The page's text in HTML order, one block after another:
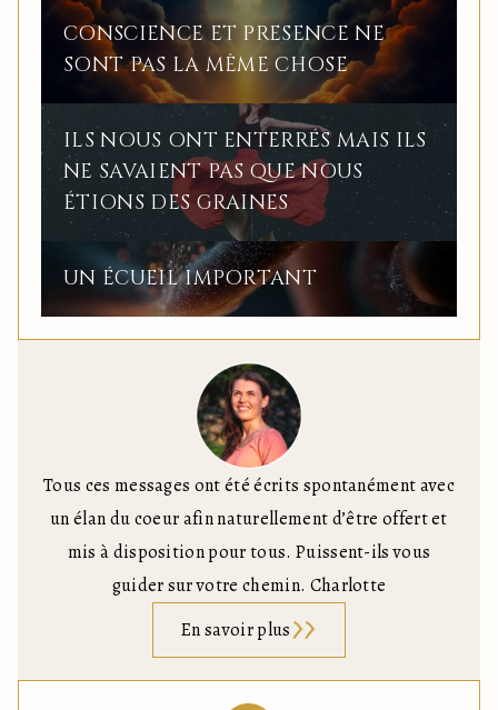
CONSCIENCE ET PRESENCE NE
SONT PAS LA MÊME CHOSE
ILS NOUS ONT ENTERRÉS MAIS ILS
NE SAVAIENT PAS QUE NOUS
ÉTIONS DES GRAINES
UN ÉCUEIL IMPORTANT
Tous ces messages ont été écrits spontanément avec
un élan du coeur afin naturellement d’être offert et
mis à disposition pour tous. Puissent-ils vous
guider sur votre chemin. Charlotte
En savoir plus